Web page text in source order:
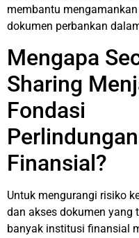
membantu
dokumen perbankan
Mengapa
Sharing
Fondasi
Finansial?
Untuk mengurangi risiko
dan akses dokumen yang
banyak institusi finansial